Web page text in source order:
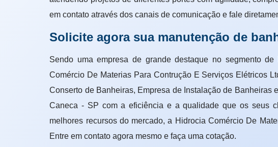
em contato através dos canais de comunicação e fale
Solicite agora sua manutenção de
Sendo uma empresa de grande destaque no segmento
Comércio De Materias Para Contrução E Serviços Elétricos
Conserto de Banheiras, Empresa de Instalação de
Caneca - SP com a eficiência e a qualidade que os seus
melhores recursos do mercado, a Hidrocia Comércio De
Entre em contato agora mesmo e faça uma cotação.